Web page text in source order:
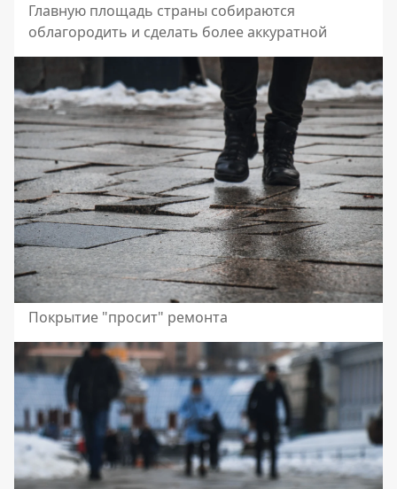
Главную площадь страны собираются
облагородить и сделать более аккуратной
Покрытие "просит" ремонта